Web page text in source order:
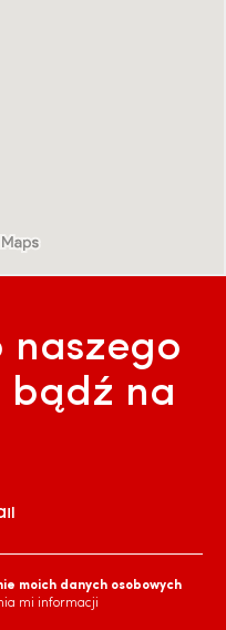
naszego
bądź na
moich danych osobowych
mi informacji